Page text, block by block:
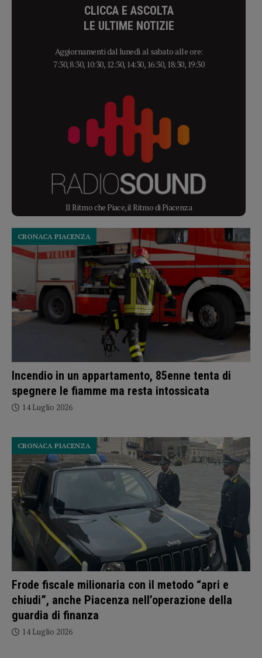
CLICCA E ASCOLTA
LE ULTIME NOTIZIE
Aggiornamenti dal lunedì al sabato alle ore:
7:30, 8:30, 10:30, 12:30, 14:30, 16:30, 18:30, 19:30
Il Ritmo che Piace, il Ritmo di Piacenza
Incendio in un appartamento, 85enne tenta di
spegnere le fiamme ma resta intossicata
CRONACA PIACENZA
14 Luglio 2026
Frode fiscale milionaria con il metodo “apri e
chiudi”, anche Piacenza nell’operazione della
guardia di finanza
CRONACA PIACENZA
14 Luglio 2026